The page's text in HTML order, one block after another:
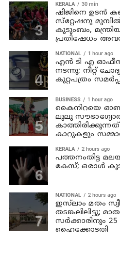
KERALA 30 min
ഷിജിനെ ഉടന്‍
സ്‌റ്റേഷനു
കുടുംബം,
പ്രതിഷേധം
NATIONAL 1 hour ago
എന്‍ ടി എ
നടന്നു; നീറ്റ്
കുറ്റപത്രം
BUSINESS 1 hour ago
കൈനിറയെ ഓണ
ലുലു
കാറുകളും
KERALA 2 hours ago
പത്തനംതിട്ട
കേസ്; ഒരാള്‍
NATIONAL 2 hours ago
ഇസ്‍ലാം മതം
തടങ്കലിലിട്ടു;
സർക്കാരിനും
ഹൈക്കോടതി